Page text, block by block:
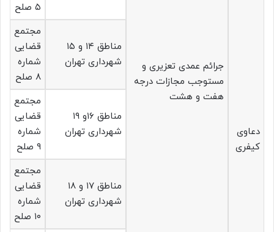
دعاوی
کیفری
جرائم عمدی تعزیری و
مستوجب مجازات درجه
هفت و هشت
۵ صلح
مناطق ۱۴ و ۱۵
شهرداری تهران
مجتمع
قضایی
شماره
۸ صلح
مناطق ۱۶و ۱۹
شهرداری تهران
مجتمع
قضایی
شماره
۹ صلح
مناطق ۱۷ و ۱۸
شهرداری تهران
مجتمع
قضایی
شماره
۱۰ صلح